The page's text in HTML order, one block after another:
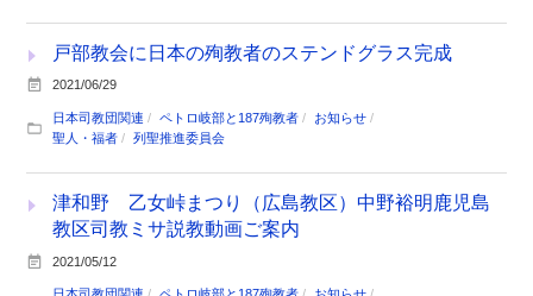
戸部教会に日本の殉教者のステンドグラス完成
2021/06/29
日本司教団関連 ペトロ岐部と187殉教者
お知らせ
聖人・福者
列聖推進委員会
津和野 乙女峠まつり（広島教区）中野裕明鹿児島
教区司教ミサ説教動画ご案内
2021/05/12